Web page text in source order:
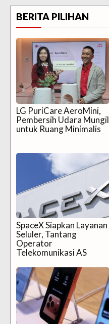
BERITA PILIHAN
LG PuriCare AeroMini,
Pembersih Udara Mungil
untuk Ruang Minimalis
SpaceX Siapkan Layanan
Seluler, Tantang
Operator
Telekomunikasi AS